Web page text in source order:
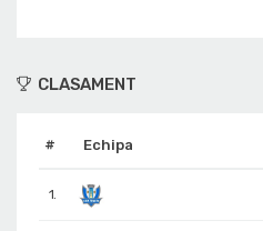
CLASAMENT
# Echipa
1.